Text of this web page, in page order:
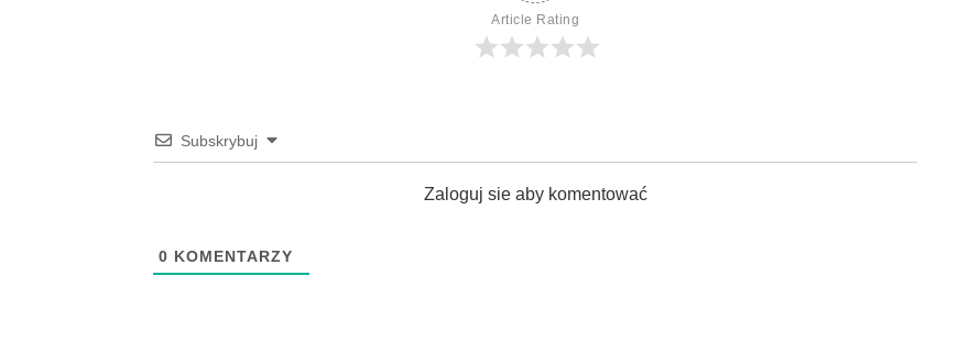
Article Rating
Subskrybuj
Zaloguj sie aby komentować
0 KOMENTARZY